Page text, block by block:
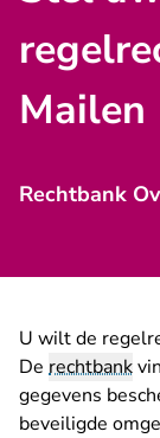
Mailen
Rechtbank
U wilt de
De rechtbank
gegevens
beveiligde